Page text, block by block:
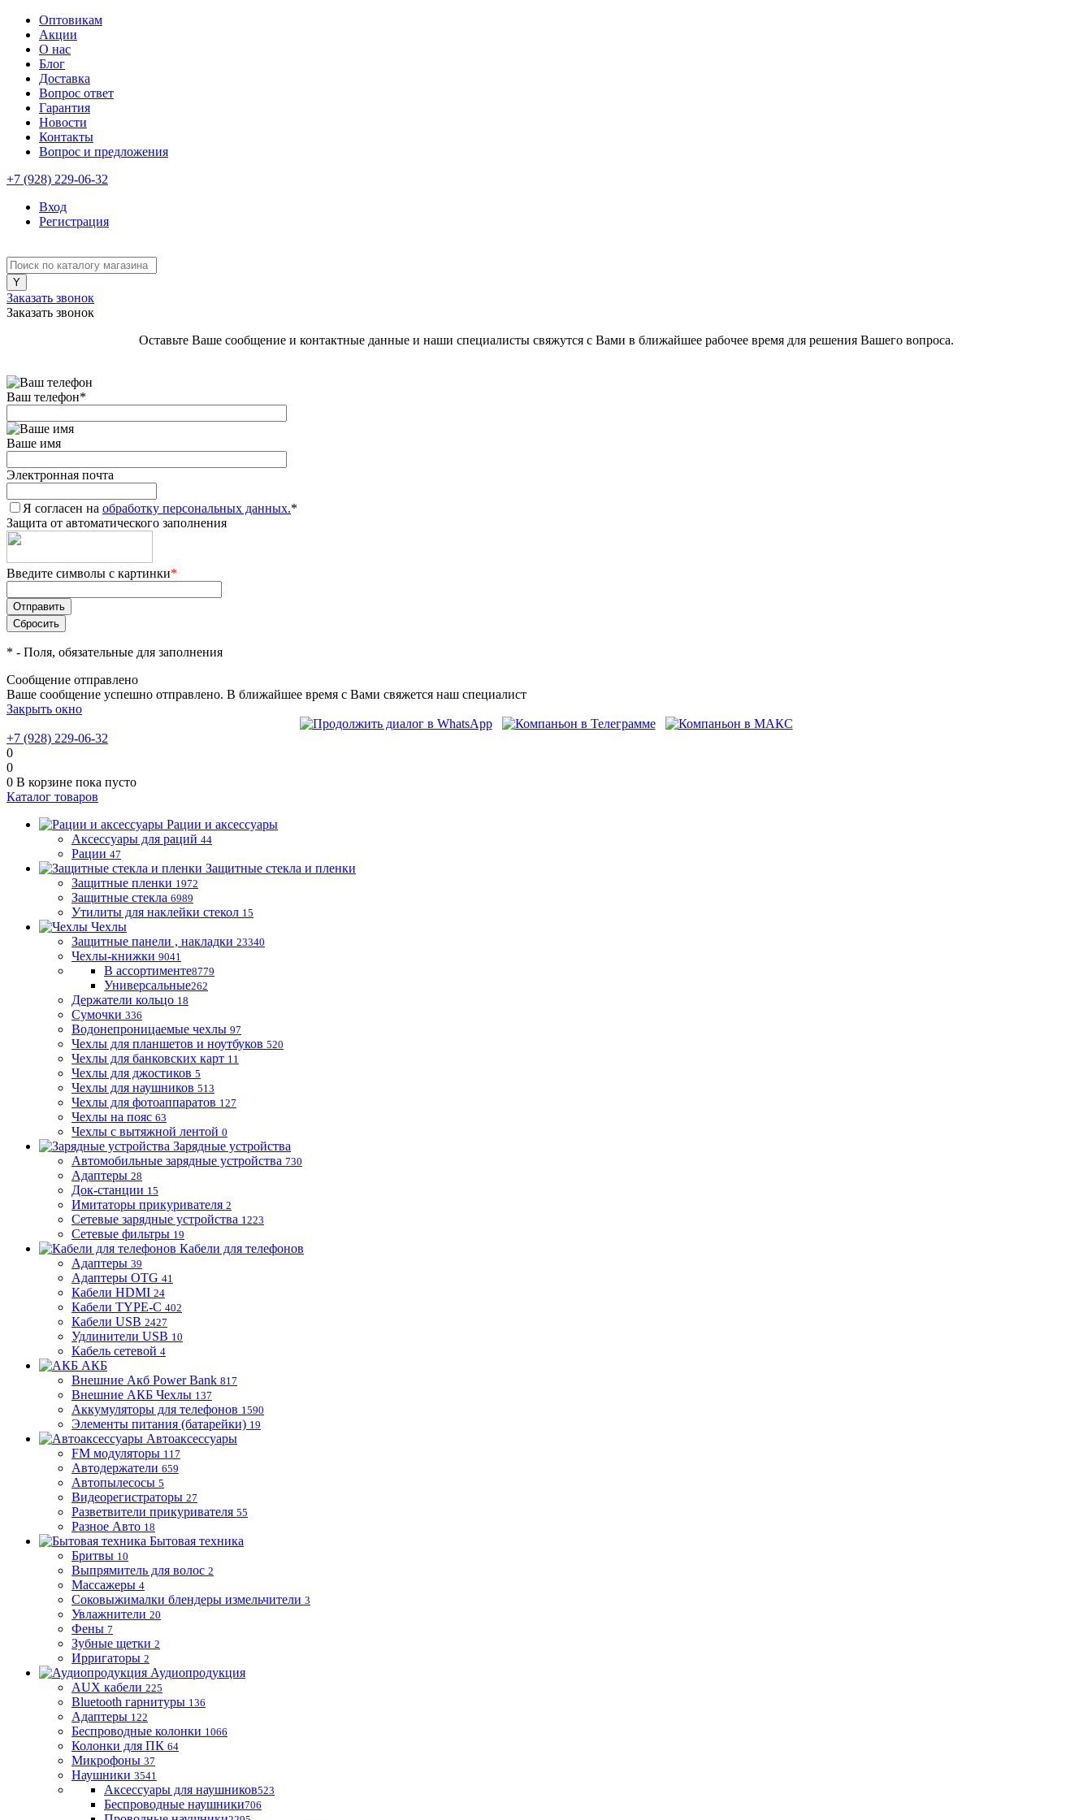
Оптовикам
Акции
О нас
Блог
Доставка
Вопрос ответ
Гарантия
Новости
Контакты
Вопрос и предложения
+7 (928) 229-06-32
Вход
Регистрация
Заказать звонок
Заказать звонок
Оставьте Ваше сообщение и контактные данные и наши специалисты свяжутся с Вами в ближайшее рабочее время для решения Вашего вопроса.
Ваш телефон*
Ваше имя
Электронная почта
Я согласен на обработку персональных данных.*
Защита от автоматического заполнения
Введите символы с картинки*
* - Поля, обязательные для заполнения
Сообщение отправлено
Ваше сообщение успешно отправлено. В ближайшее время с Вами свяжется наш специалист
Закрыть окно
+7 (928) 229-06-32
0
0
0 В корзине пока пусто
Каталог товаров
Рации и аксессуары
Аксессуары для раций 44
Рации 47
Защитные стекла и пленки
Защитные пленки 1972
Защитные стекла 6989
Утилиты для наклейки стекол 15
Чехлы
Защитные панели , накладки 23340
Чехлы-книжки 9041
В ассортименте8779
Универсальные262
Держатели кольцо 18
Сумочки 336
Водонепроницаемые чехлы 97
Чехлы для планшетов и ноутбуков 520
Чехлы для банковских карт 11
Чехлы для джостиков 5
Чехлы для наушников 513
Чехлы для фотоаппаратов 127
Чехлы на пояс 63
Чехлы с вытяжной лентой 0
Зарядные устройства
Автомобильные зарядные устройства 730
Адаптеры 28
Док-станции 15
Имитаторы прикуривателя 2
Сетевые зарядные устройства 1223
Сетевые фильтры 19
Кабели для телефонов
Адаптеры 39
Адаптеры OTG 41
Кабели HDMI 24
Кабели TYPE-C 402
Кабели USB 2427
Удлинители USB 10
Кабель сетевой 4
АКБ
Внешние Акб Power Bank 817
Внешние АКБ Чехлы 137
Аккумуляторы для телефонов 1590
Элементы питания (батарейки) 19
Автоаксессуары
FM модуляторы 117
Автодержатели 659
Автопылесосы 5
Видеорегистраторы 27
Разветвители прикуривателя 55
Разное Авто 18
Бытовая техника
Бритвы 10
Выпрямитель для волос 2
Массажеры 4
Соковыжималки блендеры измельчители 3
Увлажнители 20
Фены 7
Зубные щетки 2
Ирригаторы 2
Аудиопродукция
AUX кабели 225
Bluetooth гарнитуры 136
Адаптеры 122
Беспроводные колонки 1066
Колонки для ПК 64
Микрофоны 37
Наушники 3541
Аксессуары для наушников523
Беспроводные наушники706